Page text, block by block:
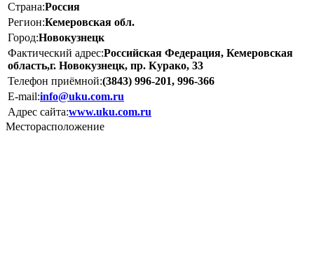
Страна:Россия
Регион:Кемеровская обл.
Город:Новокузнецк
Фактический адрес:Российская Федерация, Кемеровская
область,г. Новокузнецк, пр. Курако, 33
Телефон приёмной:(3843) 996-201, 996-366
E-mail:info@uku.com.ru
Адрес сайта:www.uku.com.ru
Месторасположение